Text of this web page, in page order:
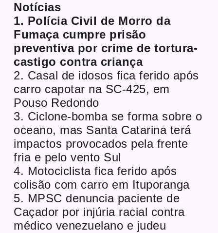
Notícias
1. Polícia Civil de Morro da
Fumaça cumpre prisão
preventiva por crime de tortura-
castigo contra criança
2. Casal de idosos fica ferido após
carro capotar na SC-425, em
Pouso Redondo
3. Ciclone-bomba se forma sobre o
oceano, mas Santa Catarina terá
impactos provocados pela frente
fria e pelo vento Sul
4. Motociclista fica ferido após
colisão com carro em Ituporanga
5. MPSC denuncia paciente de
Caçador por injúria racial contra
médico venezuelano e judeu